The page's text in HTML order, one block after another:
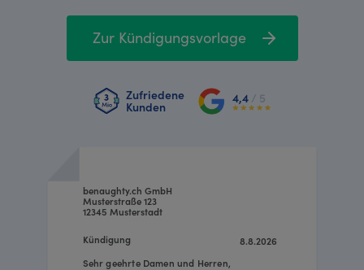
Zur Kündigungsvorlage
Zufriedene
Kunden
4,4 / 5
8.8.2026
benaughty.ch GmbH
Musterstraße 123
12345 Musterstadt
Sehr geehrte Damen und Herren,
Kündigung